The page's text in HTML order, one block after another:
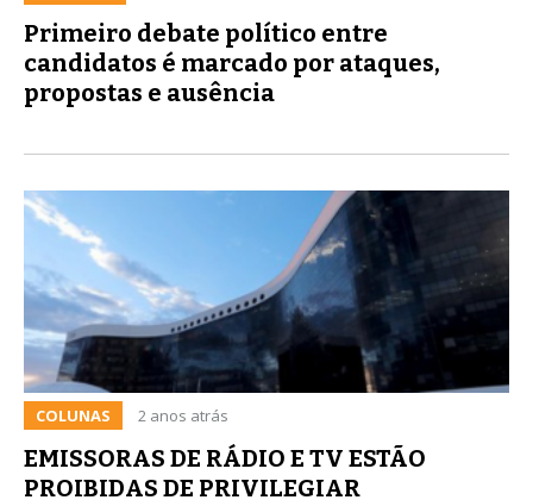
Primeiro debate político entre
candidatos é marcado por ataques,
propostas e ausência
COLUNAS 2 anos atrás
EMISSORAS DE RÁDIO E TV ESTÃO
PROIBIDAS DE PRIVILEGIAR